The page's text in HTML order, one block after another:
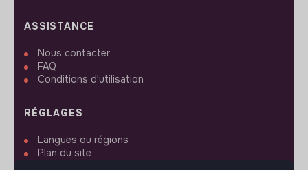
ASSISTANCE
Nous contacter
FAQ
Conditions d'utilisation
RÉGLAGES
Langues ou régions
Plan du site